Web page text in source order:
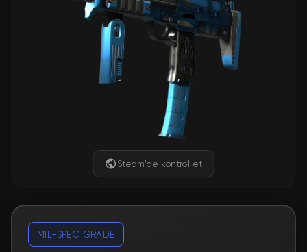
Steam'de kontrol et
MIL-SPEC GRADE